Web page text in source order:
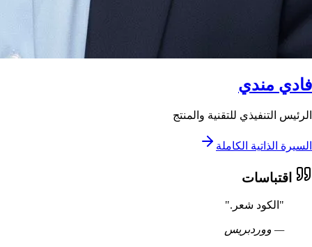
فادي مندي
الرئيس التنفيذي للتقنية والمنتج
السيرة الذاتية الكاملة
اقتباسات
" الكود شعر."
— ووردبريس